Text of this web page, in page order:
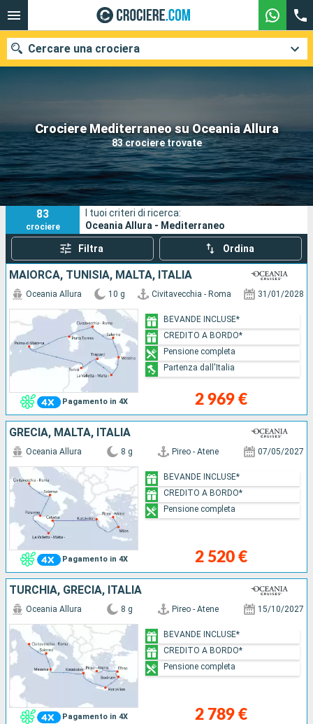
Crociere Mediterraneo su Oceania Allura
83 crociere trovate
Cercare una crociera
Le nostre destinazioni
Mesi di partenza
Porti Compagnie
Ricerca
83
crociere
I tuoi criteri di ricerca:
Oceania Allura - Mediterraneo
Filtra Ordina
MAIORCA, TUNISIA, MALTA, ITALIA
Pagamento in 4X
Oceania Allura 10 g Civitavecchia - Roma 31/01/2028
2 969 €
BEVANDE INCLUSE*
CREDITO A BORDO*
Pensione completa
Partenza dall'Italia
GRECIA, MALTA, ITALIA
Pagamento in 4X
Oceania Allura 8 g Pireo - Atene 07/05/2027
2 520 €
BEVANDE INCLUSE*
CREDITO A BORDO*
Pensione completa
TURCHIA, GRECIA, ITALIA
Pagamento in 4X
Oceania Allura 8 g Pireo - Atene 15/10/2027
2 789 €
BEVANDE INCLUSE*
CREDITO A BORDO*
Pensione completa